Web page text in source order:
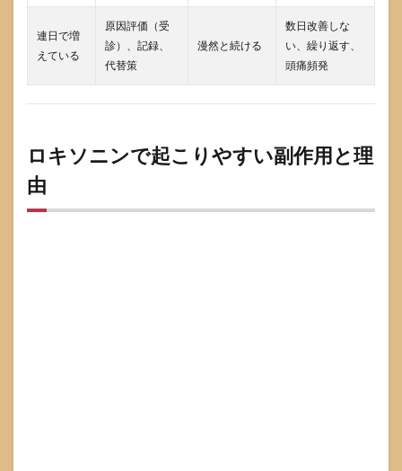
連日で増
えている
原因評価（受
診）、記録、
代替策
漫然と続ける
数日改善しな
い、繰り返す、
頭痛頻発
ロキソニンで起こりやすい副作用と理
由